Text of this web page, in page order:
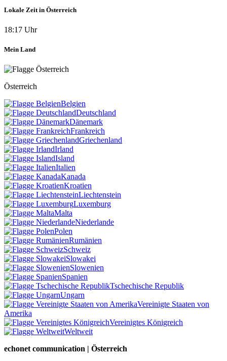
Lokale Zeit in Österreich
18:17 Uhr
Mein Land
Österreich
Belgien
Deutschland
Dänemark
Frankreich
Griechenland
Irland
Island
Italien
Kanada
Kroatien
Liechtenstein
Luxemburg
Malta
Niederlande
Polen
Rumänien
Schweiz
Slowakei
Slowenien
Spanien
Tschechische Republik
Ungarn
Vereinigte Staaten von
Amerika
Vereinigtes Königreich
Weltweit
echonet communication | Österreich